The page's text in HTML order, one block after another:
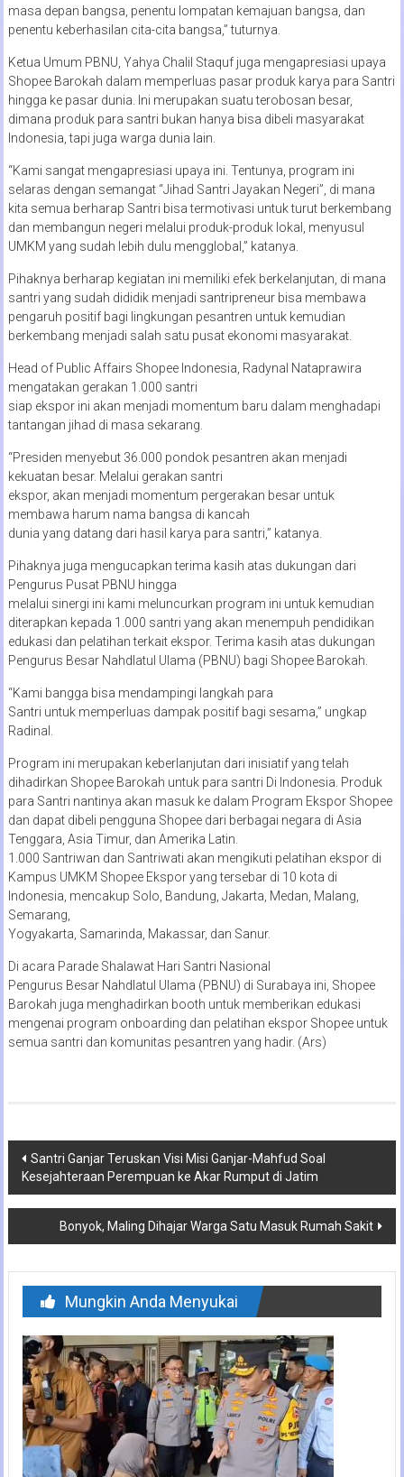
masa depan bangsa, penentu lompatan kemajuan bangsa, dan
penentu keberhasilan cita-cita bangsa,” tuturnya.
Ketua Umum PBNU, Yahya Chalil Staquf juga mengapresiasi upaya
Shopee Barokah dalam memperluas pasar produk karya para Santri
hingga ke pasar dunia. Ini merupakan suatu terobosan besar,
dimana produk para santri bukan hanya bisa dibeli masyarakat
Indonesia, tapi juga warga dunia lain.
“Kami sangat mengapresiasi upaya ini. Tentunya, program ini
selaras dengan semangat “Jihad Santri Jayakan Negeri”, di mana
kita semua berharap Santri bisa termotivasi untuk turut berkembang
dan membangun negeri melalui produk-produk lokal, menyusul
UMKM yang sudah lebih dulu mengglobal,” katanya.
Pihaknya berharap kegiatan ini memiliki efek berkelanjutan, di mana
santri yang sudah dididik menjadi santripreneur bisa membawa
pengaruh positif bagi lingkungan pesantren untuk kemudian
berkembang menjadi salah satu pusat ekonomi masyarakat.
Head of Public Affairs Shopee Indonesia, Radynal Nataprawira
mengatakan gerakan 1.000 santri
siap ekspor ini akan menjadi momentum baru dalam menghadapi
tantangan jihad di masa sekarang.
“Presiden menyebut 36.000 pondok pesantren akan menjadi
kekuatan besar. Melalui gerakan santri
ekspor, akan menjadi momentum pergerakan besar untuk
membawa harum nama bangsa di kancah
dunia yang datang dari hasil karya para santri,” katanya.
Pihaknya juga mengucapkan terima kasih atas dukungan dari
Pengurus Pusat PBNU hingga
melalui sinergi ini kami meluncurkan program ini untuk kemudian
diterapkan kepada 1.000 santri yang akan menempuh pendidikan
edukasi dan pelatihan terkait ekspor. Terima kasih atas dukungan
Pengurus Besar Nahdlatul Ulama (PBNU) bagi Shopee Barokah.
“Kami bangga bisa mendampingi langkah para
Santri untuk memperluas dampak positif bagi sesama,” ungkap
Radinal.
Program ini merupakan keberlanjutan dari inisiatif yang telah
dihadirkan Shopee Barokah untuk para santri Di Indonesia. Produk
para Santri nantinya akan masuk ke dalam Program Ekspor Shopee
dan dapat dibeli pengguna Shopee dari berbagai negara di Asia
Tenggara, Asia Timur, dan Amerika Latin.
1.000 Santriwan dan Santriwati akan mengikuti pelatihan ekspor di
Kampus UMKM Shopee Ekspor yang tersebar di 10 kota di
Indonesia, mencakup Solo, Bandung, Jakarta, Medan, Malang,
Semarang,
Yogyakarta, Samarinda, Makassar, dan Sanur.
Di acara Parade Shalawat Hari Santri Nasional
Pengurus Besar Nahdlatul Ulama (PBNU) di Surabaya ini, Shopee
Barokah juga menghadirkan booth untuk memberikan edukasi
mengenai program onboarding dan pelatihan ekspor Shopee untuk
semua santri dan komunitas pesantren yang hadir. (Ars)
Navigasi
pos
Santri Ganjar Teruskan Visi Misi Ganjar-Mahfud Soal
Kesejahteraan Perempuan ke Akar Rumput di Jatim
Bonyok, Maling Dihajar Warga Satu Masuk Rumah Sakit
Mungkin Anda Menyukai